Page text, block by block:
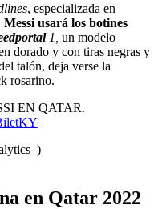
, especializada en
Messi usará los botines
1, un modelo
dorado y con tiras negras y
talón, deja verse la
rosarino.
EN QATAR.
en Qatar 2022